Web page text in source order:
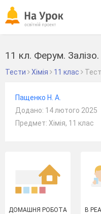
11 кл. Ферум. Залізо.
Тести Хімія 11 клас Тест
Пащенко Н. А.
Додано: 14 лютого 2025
Предмет: Хімія, 11 клас
ДОМАШНЯ РОБОТА В